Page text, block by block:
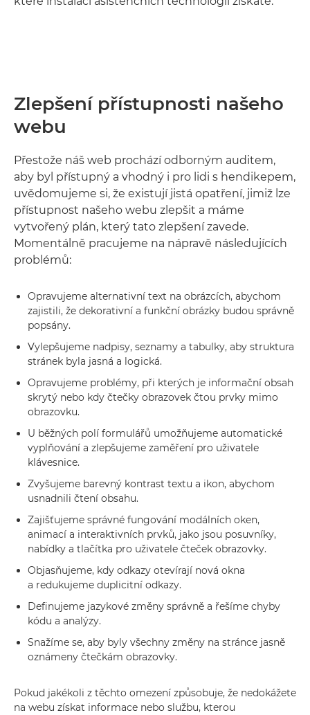
Zlepšení přístupnosti našeho
webu
Přestože náš web prochází odborným auditem,
aby byl přístupný a vhodný i pro lidi s hendikepem,
uvědomujeme si, že existují jistá opatření, jimiž lze
přístupnost našeho webu zlepšit a máme
vytvořený plán, který tato zlepšení zavede.
Momentálně pracujeme na nápravě následujících
problémů:
Opravujeme alternativní text na obrázcích, abychom
zajistili, že dekorativní a funkční obrázky budou správně
popsány.
Vylepšujeme nadpisy, seznamy a tabulky, aby struktura
stránek byla jasná a logická.
Opravujeme problémy, při kterých je informační obsah
skrytý nebo kdy čtečky obrazovek čtou prvky mimo
obrazovku.
U běžných polí formulářů umožňujeme automatické
vyplňování a zlepšujeme zaměření pro uživatele
klávesnice.
Zvyšujeme barevný kontrast textu a ikon, abychom
usnadnili čtení obsahu.
Zajišťujeme správné fungování modálních oken,
animací a interaktivních prvků, jako jsou posuvníky,
nabídky a tlačítka pro uživatele čteček obrazovky.
Objasňujeme, kdy odkazy otevírají nová okna
a redukujeme duplicitní odkazy.
Definujeme jazykové změny správně a řešíme chyby
kódu a analýzy.
Snažíme se, aby byly všechny změny na stránce jasně
oznámeny čtečkám obrazovky.
Pokud jakékoli z těchto omezení způsobuje, že nedokážete
na webu získat informace nebo službu, kterou